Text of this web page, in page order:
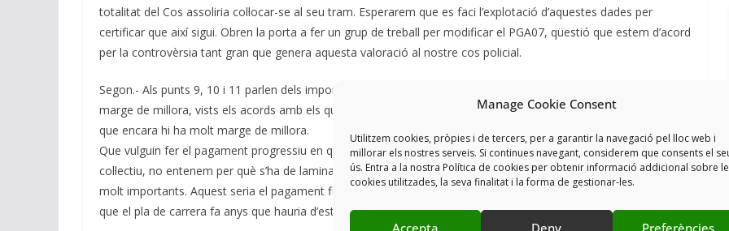
Manage Cookie Consent
Utilitzem cookies, pròpies i de tercers, per a garantir la navegació pel lloc web i
millorar els nostres serveis. Si continues navegant, considerem que consents el
ús. Entra a la nostra Política de cookies per obtenir informació addicional sobre
cookies utilitzades, la seva finalitat i la forma de gestionar-les.
Accepta Deny Preferències
totalitat del Cos assoliria col·locar-se al seu tram. Esperarem que es faci l’explotació d’aquestes dades per
certificar que així sigui. Obren la porta a fer un grup de treball per modificar el PGA07, qüestió que estem d’acord
per la controvèrsia tant gran que genera aquesta valoració al nostre cos policial.
Segon.- Als punts 9, 10 i 11 parlen dels imports de cada un dels trams, dels que creiem encara queda molt
marge de millora, vists els acords amb els quals s’està arribant amb altres col·lectius, així que hem manifestat
que encara hi ha molt marge de millora.
Que vulguin fer el pagament progressiu en quatre anys NO ho veiem. No s’ha laminat cap acord amb cap
col·lectiu, no entenem per què s’ha de laminar en el nostre a no ser que estiguéssim parlant d’unes quantitats
molt importants. Aquest seria el pagament final que proposen al 2027 i que veiem del tot insuficient i injust, ja
que el pla de carrera fa anys que hauria d’estar en vigor al CME.